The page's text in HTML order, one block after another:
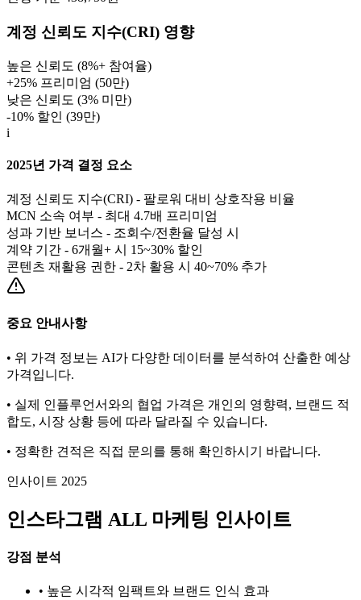
계정 신뢰도 지수(CRI) 영향
높은 신뢰도 (8%+ 참여율)
+25% 프리미엄 (50만)
낮은 신뢰도 (3% 미만)
-10% 할인 (39만)
i
2025년 가격 결정 요소
계정 신뢰도 지수(CRI) - 팔로워 대비 상호작용 비율
MCN 소속 여부 - 최대 4.7배 프리미엄
성과 기반 보너스 - 조회수/전환율 달성 시
계약 기간 - 6개월+ 시 15~30% 할인
콘텐츠 재활용 권한 - 2차 활용 시 40~70% 추가
중요 안내사항
• 위 가격 정보는 AI가 다양한 데이터를 분석하여 산출한 예상
가격입니다.
• 실제 인플루언서와의 협업 가격은 개인의 영향력, 브랜드 적
합도, 시장 상황 등에 따라 달라질 수 있습니다.
• 정확한 견적은 직접 문의를 통해 확인하시기 바랍니다.
인사이트 2025
인스타그램 ALL 마케팅 인사이트
강점 분석
• 높은 시각적 임팩트와 브랜드 인식 효과